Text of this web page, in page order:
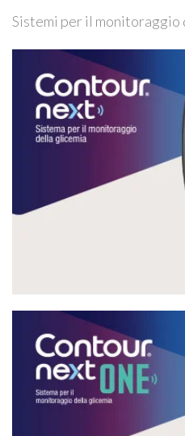
Sistemi per il monitoraggio